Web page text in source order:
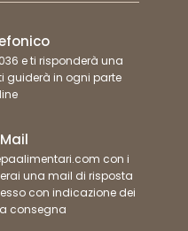
e ti risponderà una
guiderà in ogni parte
con i
una mail di risposta
con indicazione dei
consegna